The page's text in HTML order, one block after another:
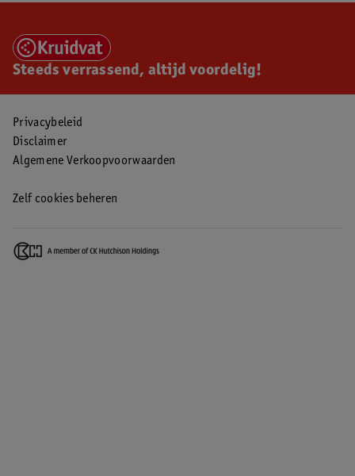
Steeds verrassend, altijd voordelig!
Privacybeleid
Disclaimer
Algemene Verkoopvoorwaarden
Zelf cookies beheren